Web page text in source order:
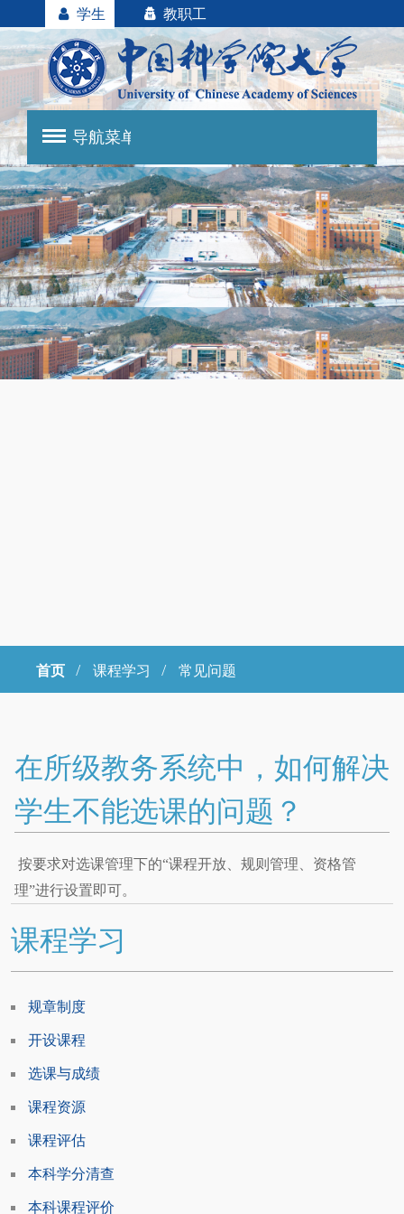
学生 教职工
首页 / 课程学习 / 常见问题
在所级教务系统中，如何解决
学生不能选课的问题？
按要求对选课管理下的“课程开放、规则管理、资格管
理”进行设置即可。
课程学习
规章制度
开设课程
选课与成绩
课程资源
课程评估
本科学分清查
本科课程评价